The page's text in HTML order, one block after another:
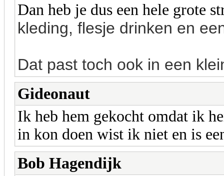
Dan heb je dus een hele grote
kleding, flesje drinken en
Dat past toch ook in een
Gideonaut
Ik heb hem gekocht omdat ik
in kon doen wist ik niet en is
Bob Hagendijk